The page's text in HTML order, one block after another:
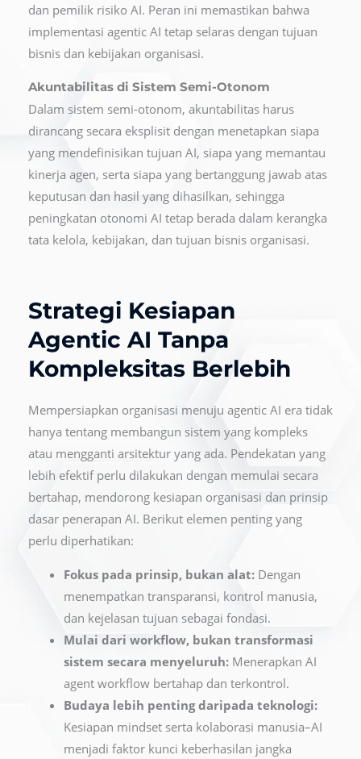
dan pemilik risiko AI. Peran ini memastikan bahwa
implementasi agentic AI tetap selaras dengan tujuan
bisnis dan kebijakan organisasi.
Akuntabilitas di Sistem Semi-Otonom
Dalam sistem semi-otonom, akuntabilitas harus
dirancang secara eksplisit dengan menetapkan siapa
yang mendefinisikan tujuan AI, siapa yang memantau
kinerja agen, serta siapa yang bertanggung jawab atas
keputusan dan hasil yang dihasilkan, sehingga
peningkatan otonomi AI tetap berada dalam kerangka
tata kelola, kebijakan, dan tujuan bisnis organisasi.
Strategi Kesiapan
Agentic AI Tanpa
Kompleksitas Berlebih
Mempersiapkan organisasi menuju agentic AI era tidak
hanya tentang membangun sistem yang kompleks
atau mengganti arsitektur yang ada. Pendekatan yang
lebih efektif perlu dilakukan dengan memulai secara
bertahap, mendorong kesiapan organisasi dan prinsip
dasar penerapan AI. Berikut elemen penting yang
perlu diperhatikan:
Fokus pada prinsip, bukan alat:Dengan
menempatkan transparansi, kontrol manusia,
dan kejelasan tujuan sebagai fondasi.
Mulai dari workflow, bukan transformasi
sistem secara menyeluruh:Menerapkan AI
agent workflow bertahap dan terkontrol.
Budaya lebih penting daripada teknologi:
Kesiapan mindset serta kolaborasi manusia–AI
menjadi faktor kunci keberhasilan jangka